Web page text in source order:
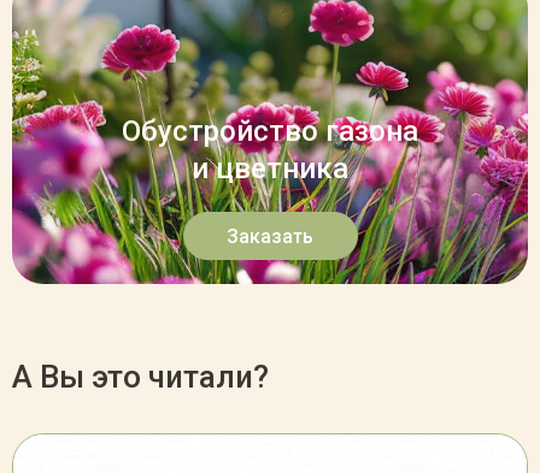
Обустройство газона
и цветника
Заказать
А Вы это читали?